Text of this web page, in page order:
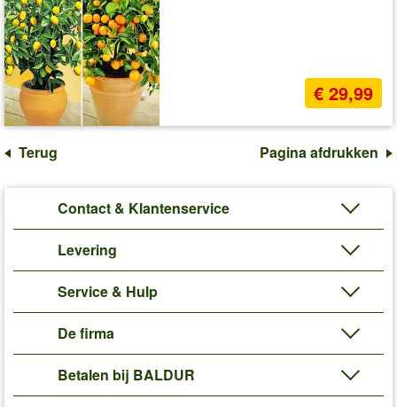
€ 29,99
Terug Pagina afdrukken
Contact & Klantenservice
Levering
Service & Hulp
De firma
Betalen bij BALDUR